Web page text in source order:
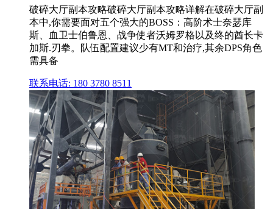
破碎大厅副本攻略破碎大厅副本攻略详解在破碎大厅副
本中,你需要面对五个强大的BOSS：高阶术士奈瑟库
斯、血卫士伯鲁恩、战争使者沃姆罗格以及终的酋长卡
加斯.刃拳。队伍配置建议少有MT和治疗,其余DPS角色
需具备
联系电话: 180 3780 8511